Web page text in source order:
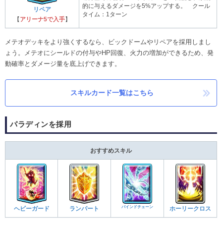
リペア
【 アリーナ5で入手】
的に与えるダメージを5%アップする。 クール
タイム：1ターン
メテオデッキをより強くするなら、ビックドームやリペアを採用しまし
ょう。メテオにシールドの付与やHP回復、火力の増加ができるため、発
動確率とダメージ量を底上げできます。
スキルカード一覧はこちら
パラディンを採用
おすすめスキル
ヘビーガード ランパート バインドチェーン ホーリークロス